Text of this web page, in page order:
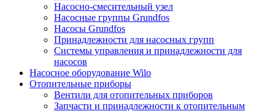
Насосно-смесительный узел
Насосные группы Grundfos
Насосы Grundfos
Принадлежности для насосных групп
Системы управления и принадлежности для
насосов
Насосное оборудование Wilo
Отопительные приборы
Вентили для отопительных приборов
Запчасти и принадлежности к отопительным